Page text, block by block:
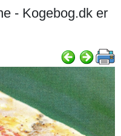
- Kogebog.dk er